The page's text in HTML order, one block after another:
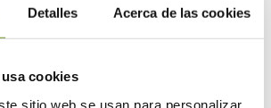
Detalles Acerca de las cookies
cookies
sitio web se usan para personalizar
cumplir: deberá constituir
en el que resida al